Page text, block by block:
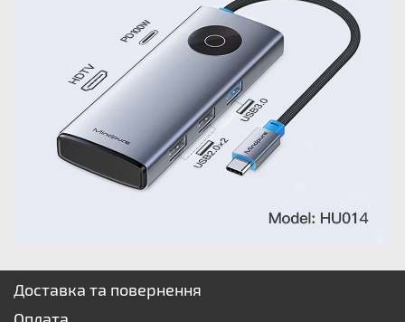
Доставка та повернення